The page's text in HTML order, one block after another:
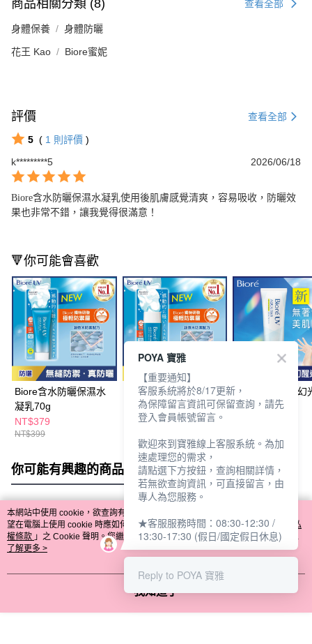
商品相關分類 (8) 查看全部
身體保養 身體防曬
花王 Kao Biore蜜妮
評價 查看全部
5 ( 1 則評價 )
k*********5
2026/06/18
Biore含水防曬保濕水凝乳使用後肌膚感覺清爽，容易吸收，防曬效
果也非常不錯，讓我覺得很滿意！
🔻你可能會喜歡
Biore含水防曬保濕水
凝乳70g
NT$379
NT$399
Biore含水防曬清透水
凝露90ml-Aqua
NT$379
Biore含水防曬幻
凝乳70g
你可能有興趣的商品 全站排行
熱門標籤
本網站中使用 cookie，欲查詢有關本網站使用 cookie 方式之詳情，及若您不希
望在電腦上使用 cookie 時應如何變更電腦的 cookie 設定，請參閱本網站「
隱私
權條款 」之 Cookie 聲明。您繼續使用本網站即表示您同意本公司得按本網站使
用條款之 Cookie 聲明使用 cookie。
了解更多 >
我知道了
POYA 寶雅
【重要通知】
客服系統將於8/17更新，
為保障留言資訊可保留查詢，請先
登入會員帳號留言。
歡迎來到寶雅線上客服系統。為加
速處理您的需求，
請點選下方按鈕，查詢相關詳情，
若無欲查詢資訊，可直接留言，由
專人為您服務。
★客服服務時間：08:30-12:30 /
13:30-17:30 (假日/國定假日休息)
Reply to POYA 寶雅